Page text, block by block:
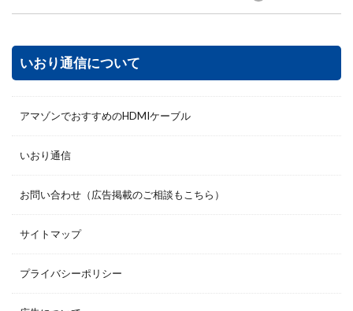
いおり通信について
アマゾンでおすすめのHDMIケーブル
いおり通信
お問い合わせ（広告掲載のご相談もこちら）
サイトマップ
プライバシーポリシー